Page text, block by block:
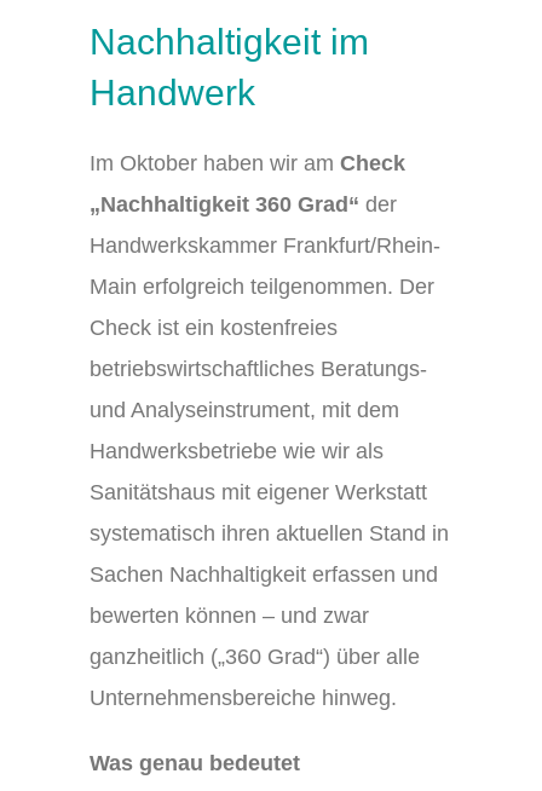
Nachhaltigkeit im
Handwerk
Im Oktober haben wir am Check
„Nachhaltigkeit 360 Grad“ der
Handwerkskammer Frankfurt/Rhein-
Main erfolgreich teilgenommen. Der
Check ist ein kostenfreies
betriebswirtschaftliches Beratungs-
und Analyseinstrument, mit dem
Handwerksbetriebe wie wir als
Sanitätshaus mit eigener Werkstatt
systematisch ihren aktuellen Stand in
Sachen Nachhaltigkeit erfassen und
bewerten können – und zwar
ganzheitlich („360 Grad“) über alle
Unternehmensbereiche hinweg.
Was genau bedeutet